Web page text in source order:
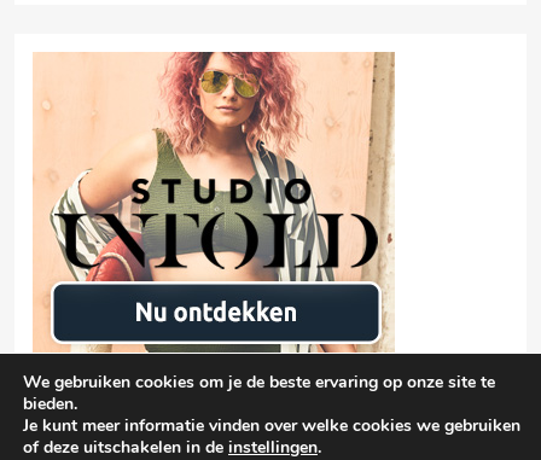
We gebruiken cookies om je de beste ervaring op onze site te
bieden.
Je kunt meer informatie vinden over welke cookies we gebruiken
of deze uitschakelen in de instellingen.